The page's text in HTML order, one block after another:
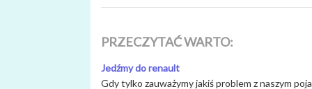
PRZECZYTAĆ WARTO:
Jedźmy do renault
Gdy tylko zauważymy jakiś problem z naszym